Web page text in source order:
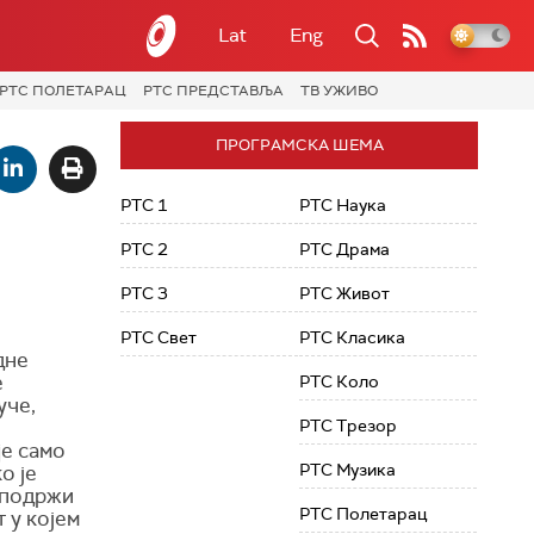
Lat Eng
РТС ПОЛЕТАРАЦ РТС ПРЕДСТАВЉА ТВ УЖИВО
само
је
у којем
ПРОГРАМСКА ШЕМА
РТС 1
РТС 2
РТС 3
РТС Свет
РТС Наука
РТС Драма
РТС Живот
РТС Класика
РТС Коло
РТС Трезор
РТС Музика
РТС Полетарац